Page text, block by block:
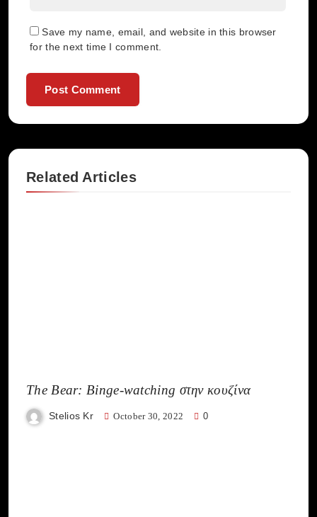
Save my name, email, and website in this browser
for the next time I comment.
Related Articles
The Bear: Binge-watching στην κουζίνα
Stelios Kr October 30, 2022 0